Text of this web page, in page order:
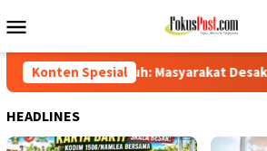
ke
Mobile
Konten Spesial
Masyarakat Desak Tambang Rakyat
HEADLINES